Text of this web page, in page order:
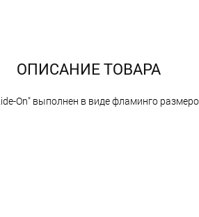
ОПИСАНИЕ ТОВАРА
On" выполнен в виде фламинго